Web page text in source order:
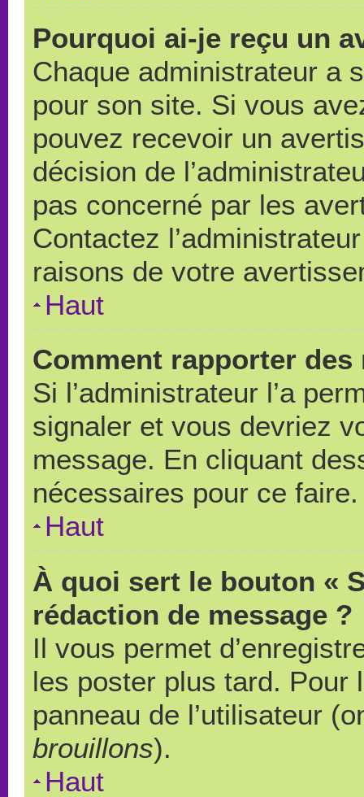
Pourquoi ai-je reçu un
Chaque administrateur a
pour son site. Si vous
pouvez recevoir un
décision de
pas concerné par les
Contactez
raisons de votre
Haut
Comment rapporter
Si l’administrateur l’a
signaler et vous devriez
message. En cliquant
nécessaires pour ce faire.
Haut
À quoi sert le bouton «
rédaction de message ?
Il vous permet
les poster plus tard. Pour
panneau de l’utilisateur
brouillons).
Haut